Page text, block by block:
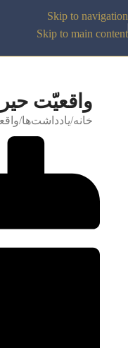
Skip to navigation
Skip to main content
واقعیّت
خانه یادداشت‌ها